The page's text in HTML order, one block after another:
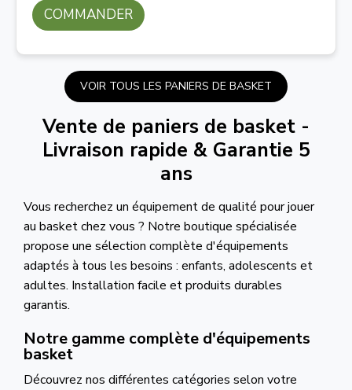
COMMANDER
VOIR TOUS LES PANIERS DE BASKET
Vente de paniers de basket -
Livraison rapide & Garantie 5
ans
Vous recherchez un équipement de qualité pour jouer
au basket chez vous ? Notre boutique spécialisée
propose une sélection complète d'équipements
adaptés à tous les besoins : enfants, adolescents et
adultes. Installation facile et produits durables
garantis.
Notre gamme complète d'équipements
basket
Découvrez nos différentes catégories selon votre